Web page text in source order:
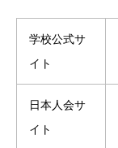
学校公式サ
イト
日本人会サ
イト